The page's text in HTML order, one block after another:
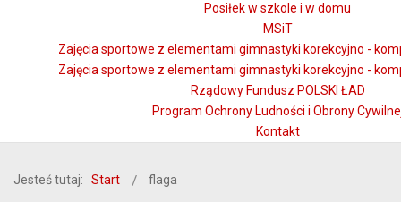
Posiłek w szkole i w domu
MSiT
Zajęcia sportowe z elementami gimnastyki korekcyjno -
Zajęcia sportowe z elementami gimnastyki korekcyjno -
Rządowy Fundusz POLSKI ŁAD
Program Ochrony Ludności i Obrony
Kontakt
Jesteś tutaj: Start flaga